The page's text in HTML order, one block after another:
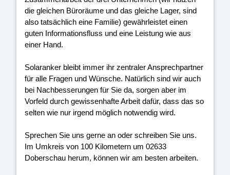
die gleichen Büroräume und das gleiche Lager, sind
also tatsächlich eine Familie) gewährleistet einen
guten Informationsfluss und eine Leistung wie aus
einer Hand.
Solaranker bleibt immer ihr zentraler Ansprechpartner
für alle Fragen und Wünsche. Natürlich sind wir auch
bei Nachbesserungen für Sie da, sorgen aber im
Vorfeld durch gewissenhafte Arbeit dafür, dass das so
selten wie nur irgend möglich notwendig wird.
Sprechen Sie uns gerne an oder schreiben Sie uns.
Im Umkreis von 100 Kilometern um 02633
Doberschau herum, können wir am besten arbeiten.